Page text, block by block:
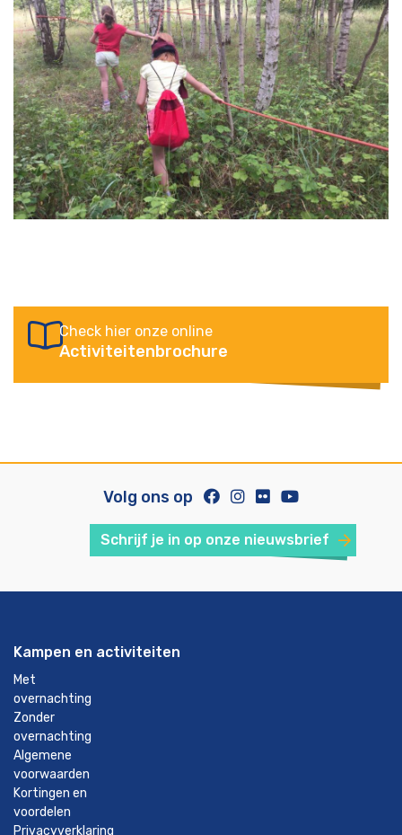
Check hier onze online
Activiteitenbrochure
Volg ons op
Schrijf je in op onze nieuwsbrief
Kampen en activiteiten
Met
overnachting
Zonder
overnachting
Algemene
voorwaarden
Kortingen en
voordelen
Privacyverklaring